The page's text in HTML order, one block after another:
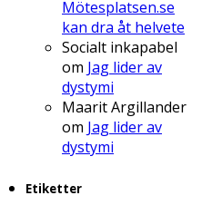
Mötesplatsen.se
kan dra åt helvete
Socialt inkapabel
om Jag lider av
dystymi
Maarit Argillander
om Jag lider av
dystymi
Etiketter